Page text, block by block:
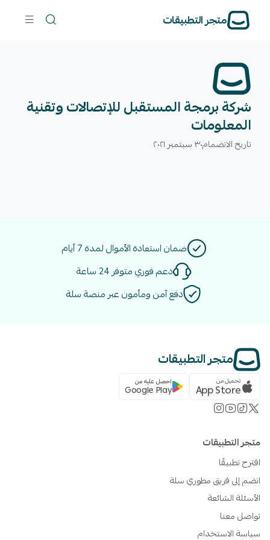
متجر التطبيقات
شركة برمجة المستقبل للإتصالات وتقنية
المعلومات
تاريخ الانضمام٣٠ سبتمبر ٢٠٢١
ضمان استعادة الأموال لمدة 7 أيام
دعم فوري متوفر 24 ساعة
دفع آمن ومأمون عبر منصة سلة
متجر التطبيقات
تحميل من
App Store احصل عليه من
Google Play
متجر التطبيقات
اقترح تطبيقًا
انضم إلى فريق مطوري سلة
الأسئلة الشائعة
تواصل معنا
سياسة الاستخدام